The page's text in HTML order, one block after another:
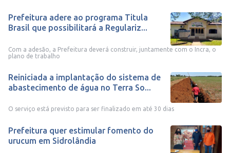
Prefeitura adere ao programa Titula
Brasil que possibilitará a Regulariz...
Com a adesão, a Prefeitura deverá construir, juntamente com o Incra, o
plano de trabalho
Reiniciada a implantação do sistema de
abastecimento de água no Terra So...
O serviço está previsto para ser finalizado em até 30 dias
Prefeitura quer estimular fomento do
urucum em Sidrolândia